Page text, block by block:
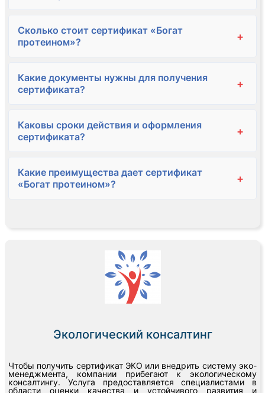
Сколько стоит сертификат «Богат
протеином»?
+
Какие документы нужны для получения
сертификата?
+
Каковы сроки действия и оформления
сертификата?
+
Какие преимущества дает сертификат
«Богат протеином»?
+
​​Экологический консалтинг
Чтобы получить сертификат ЭКО или внедрить систему эко-
менеджмента, компании прибегают к экологическому
консалтингу. Услуга предоставляется специалистами в
области оценки качества и устойчивого развития и